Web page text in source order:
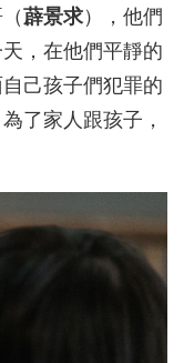
薜景求），他們
，在他們平靜的
己孩子們犯罪的
了家人跟孩子，